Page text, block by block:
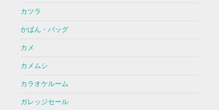
カツラ
かばん・バッグ
カメ
カメムシ
カラオケルーム
ガレッジセール